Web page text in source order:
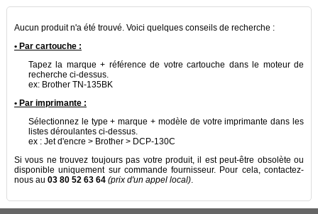
Aucun produit n'a été trouvé. Voici quelques conseils de recherche :
• Par cartouche :
Tapez la marque + référence de votre cartouche dans le moteur de
recherche ci-dessus.
ex: Brother TN-135BK
• Par imprimante :
Sélectionnez le type + marque + modèle de votre imprimante dans les
listes déroulantes ci-dessus.
ex : Jet d'encre > Brother > DCP-130C
Si vous ne trouvez toujours pas votre produit, il est peut-être obsolète ou
disponible uniquement sur commande fournisseur. Pour cela, contactez-
nous au 03 80 52 63 64 (prix d'un appel local).